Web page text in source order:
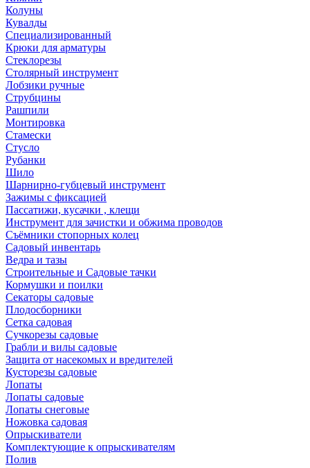
Колуны
Кувалды
Специализированный
Крюки для арматуры
Стеклорезы
Столярный инструмент
Лобзики ручные
Струбцины
Рашпили
Монтировка
Стамески
Стусло
Рубанки
Шило
Шарнирно-губцевый инструмент
Зажимы с фиксацией
Пассатижи, кусачки , клещи
Инструмент для зачистки и обжима проводов
Съёмники стопорных колец
Садовый инвентарь
Ведра и тазы
Строительные и Садовые тачки
Кормушки и поилки
Секаторы садовые
Плодосборники
Сетка садовая
Сучкорезы садовые
Грабли и вилы садовые
Защита от насекомых и вредителей
Кусторезы садовые
Лопаты
Лопаты садовые
Лопаты снеговые
Ножовка садовая
Опрыскиватели
Комплектующие к опрыскивателям
Полив